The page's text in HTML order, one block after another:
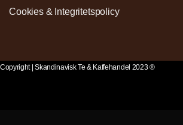
Cookies & Integritetspolicy
Copyright | Skandinavisk Te & Kaffehandel 2023 ®